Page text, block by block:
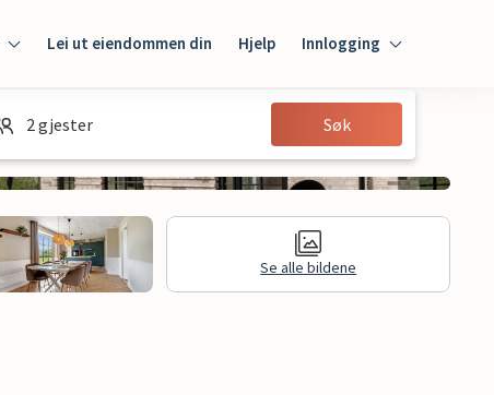
Lei ut eiendommen din Hjelp Innlogging
Innlogging
Gjest
2 gjester Søk
Se alle bildene